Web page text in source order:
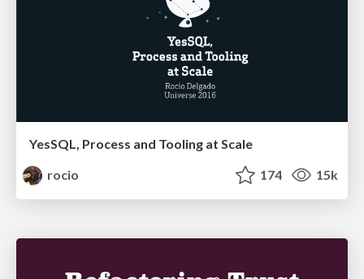
YesSQL, Process and Tooling at Scale
rocio
174 15k